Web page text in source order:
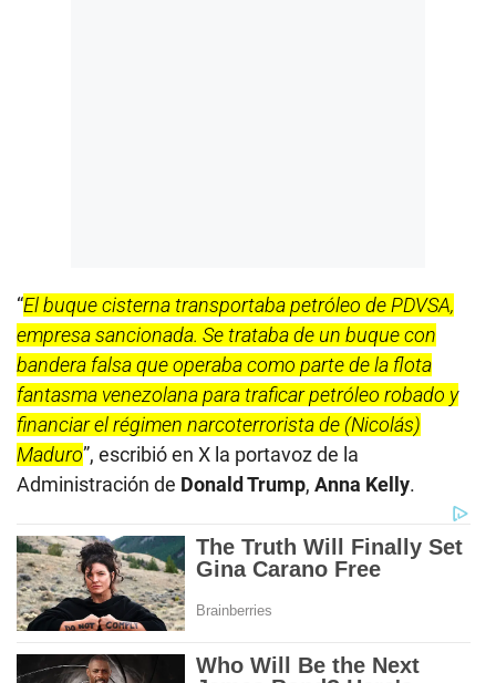
“El buque cisterna transportaba petróleo de PDVSA,
empresa sancionada. Se trataba de un buque con
bandera falsa que operaba como parte de la flota
fantasma venezolana para traficar petróleo robado y
financiar el régimen narcoterrorista de (Nicolás)
Maduro”, escribió en X la portavoz de la
Administración de Donald Trump, Anna Kelly.